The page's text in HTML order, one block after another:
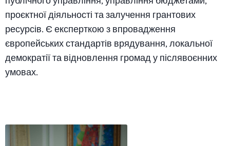
проєктної діяльності та залучення грантових
ресурсів. Є експерткою з впровадження
європейських стандартів врядування, локальної
демократії та відновлення громад у післявоєнних
умовах.